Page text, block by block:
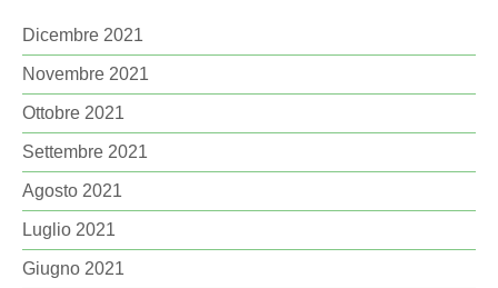
Dicembre 2021
Novembre 2021
Ottobre 2021
Settembre 2021
Agosto 2021
Luglio 2021
Giugno 2021